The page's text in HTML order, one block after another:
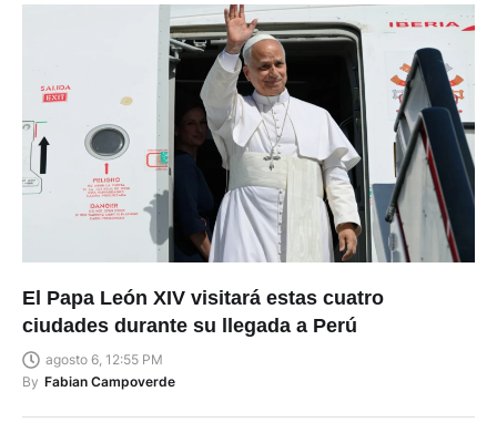
El Papa León XIV visitará estas cuatro
ciudades durante su llegada a Perú
agosto 6, 12:55 PM
By Fabian Campoverde